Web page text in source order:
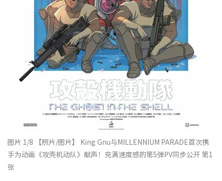
图片 1/8 【照片/图片】 King Gnu与MILLENNIUM PARADE首次携
手为动画《攻壳机动队》献声！充满速度感的第5弹PV同步公开 第1
张